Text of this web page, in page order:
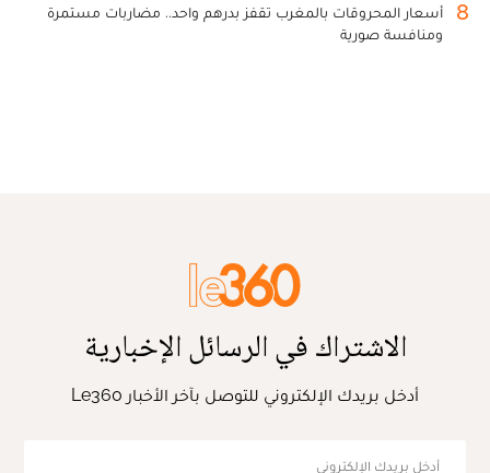
8
أسعار المحروقات بالمغرب تقفز بدرهم واحد.. مضاربات مستمرة
ومنافسة صورية
الاشتراك في الرسائل الإخبارية
أدخل بريدك الإلكتروني للتوصل بآخر الأخبار Le360